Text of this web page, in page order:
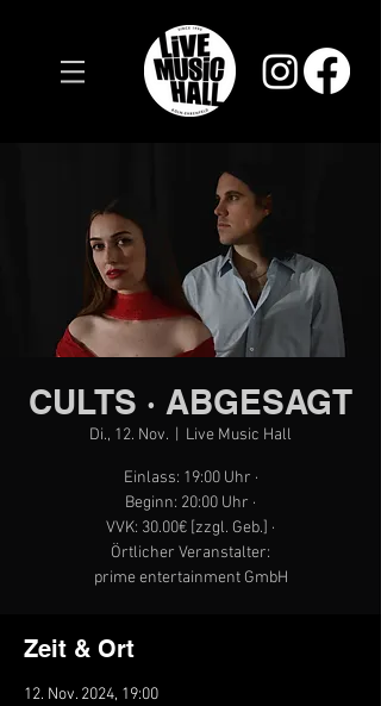
CULTS · ABGESAGT
Di., 12. Nov. Live Music Hall
Einlass: 19:00 Uhr ·
Beginn: 20:00 Uhr ·
VVK: 30.00€ [zzgl. Geb.] ·
Örtlicher Veranstalter:
prime entertainment GmbH
Zeit & Ort
12. Nov. 2024, 19:00